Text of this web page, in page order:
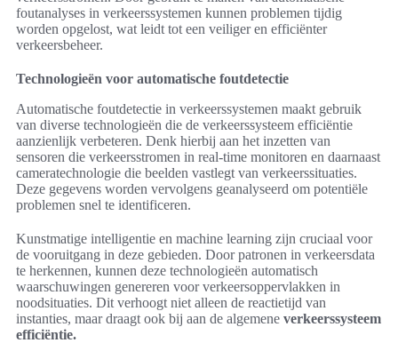
foutanalyses in verkeerssystemen kunnen problemen tijdig
worden opgelost, wat leidt tot een veiliger en efficiënter
verkeersbeheer.
Technologieën voor automatische foutdetectie
Automatische foutdetectie in verkeerssystemen maakt gebruik
van diverse technologieën die de verkeerssysteem efficiëntie
aanzienlijk verbeteren. Denk hierbij aan het inzetten van
sensoren die verkeersstromen in real-time monitoren en daarnaast
cameratechnologie die beelden vastlegt van verkeerssituaties.
Deze gegevens worden vervolgens geanalyseerd om potentiële
problemen snel te identificeren.
Kunstmatige intelligentie en machine learning zijn cruciaal voor
de vooruitgang in deze gebieden. Door patronen in verkeersdata
te herkennen, kunnen deze technologieën automatisch
waarschuwingen genereren voor verkeersoppervlakken in
noodsituaties. Dit verhoogt niet alleen de reactietijd van
instanties, maar draagt ook bij aan de algemene verkeerssysteem
efficiëntie.